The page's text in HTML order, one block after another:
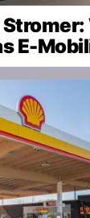
E-